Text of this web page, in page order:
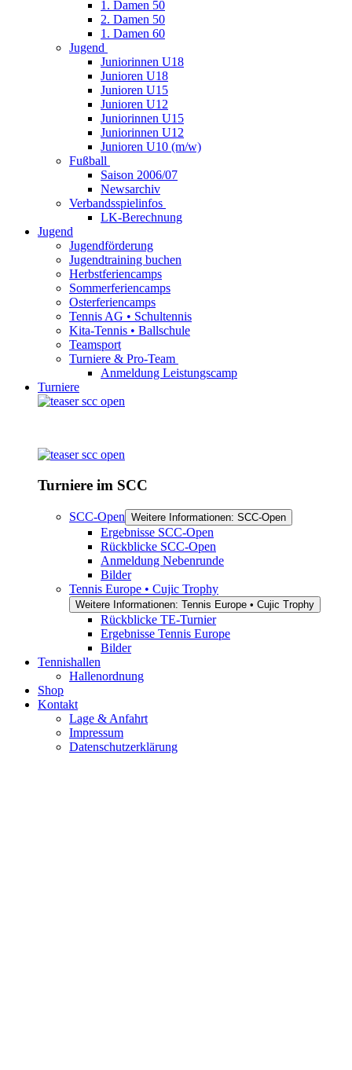
1. Damen 50
2. Damen 50
1. Damen 60
Jugend
Juniorinnen U18
Junioren U18
Junioren U15
Junioren U12
Juniorinnen U15
Juniorinnen U12
Junioren U10 (m/w)
Fußball
Saison 2006/07
Newsarchiv
Verbandsspielinfos
LK-Berechnung
Jugend
Jugendförderung
Jugendtraining buchen
Herbstferiencamps
Sommerferiencamps
Osterferiencamps
Tennis AG • Schultennis
Kita-Tennis • Ballschule
Teamsport
Turniere & Pro-Team
Anmeldung Leistungscamp
Turniere
Turniere im SCC
SCC-Open Weitere Informationen: SCC-Open
Ergebnisse SCC-Open
Rückblicke SCC-Open
Anmeldung Nebenrunde
Bilder
Tennis Europe • Cujic Trophy
Weitere Informationen: Tennis Europe • Cujic Trophy
Rückblicke TE-Turnier
Ergebnisse Tennis Europe
Bilder
Tennishallen
Hallenordnung
Shop
Kontakt
Lage & Anfahrt
Impressum
Datenschutzerklärung